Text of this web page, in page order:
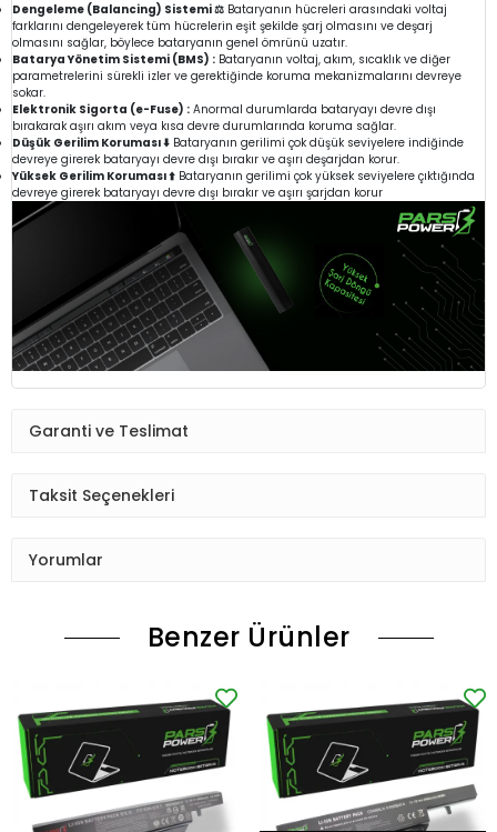
Dengeleme (Balancing) Sistemi ⚖️ Bataryanın hücreleri arasındaki voltaj
farklarını dengeleyerek tüm hücrelerin eşit şekilde şarj olmasını ve deşarj
olmasını sağlar, böylece bataryanın genel ömrünü uzatır.
Batarya Yönetim Sistemi (BMS) : Bataryanın voltaj, akım, sıcaklık ve diğer
parametrelerini sürekli izler ve gerektiğinde koruma mekanizmalarını devreye
sokar.
Elektronik Sigorta (e-Fuse) : Anormal durumlarda bataryayı devre dışı
bırakarak aşırı akım veya kısa devre durumlarında koruma sağlar.
Düşük Gerilim Koruması ⬇️ Bataryanın gerilimi çok düşük seviyelere indiğinde
devreye girerek bataryayı devre dışı bırakır ve aşırı deşarjdan korur.
Yüksek Gerilim Koruması ⬆️ Bataryanın gerilimi çok yüksek seviyelere çıktığında
devreye girerek bataryayı devre dışı bırakır ve aşırı şarjdan korur
Garanti ve Teslimat
Taksit Seçenekleri
Yorumlar
Benzer Ürünler